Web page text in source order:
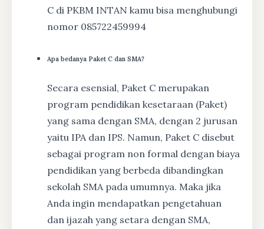
C di PKBM INTAN kamu bisa menghubungi
nomor 085722459994
Apa bedanya Paket C dan SMA?
Secara esensial, Paket C merupakan
program pendidikan kesetaraan (Paket)
yang sama dengan SMA, dengan 2 jurusan
yaitu IPA dan IPS. Namun, Paket C disebut
sebagai program non formal dengan biaya
pendidikan yang berbeda dibandingkan
sekolah SMA pada umumnya. Maka jika
Anda ingin mendapatkan pengetahuan
dan ijazah yang setara dengan SMA,